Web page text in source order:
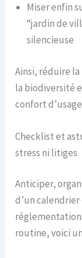
Miser enfin
“jardin de
silencieuse
Ainsi, réduire
la biodiversité
confort
Checklist et
stress ni litiges
Anticiper,
d’un
routine, voici